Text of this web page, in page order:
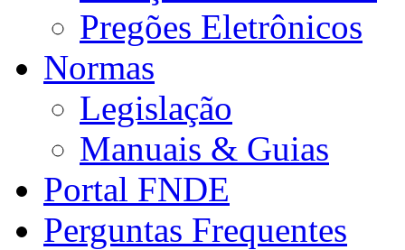
Pregões Eletrônicos
Normas
Legislação
Manuais & Guias
Portal FNDE
Perguntas Frequentes